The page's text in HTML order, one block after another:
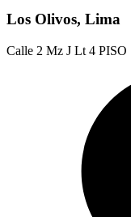
Los Olivos, Lima
Calle 2 Mz J Lt 4 PISO